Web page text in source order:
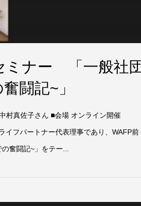
ミナー 「一般社
闘記~」
村真佐子さん ■会場 オンライン開催
イフパートナー代表理事であり、WAFP前
奮闘記~」をテー...